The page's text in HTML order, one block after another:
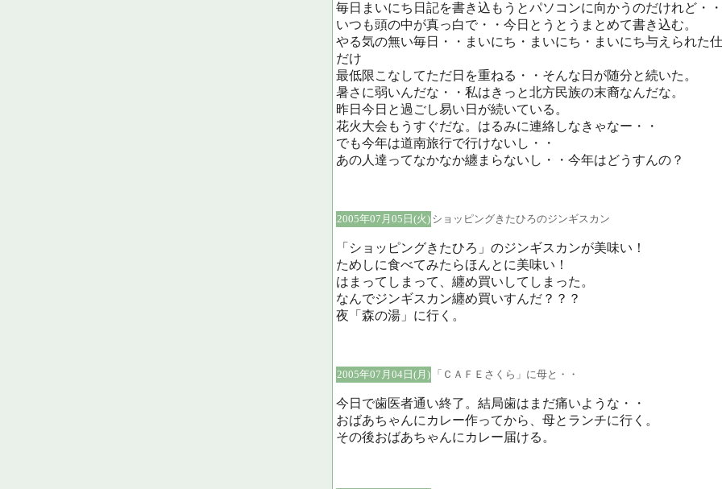
毎日まいにち日記を書き込もうとパソコンに向かうのだけれど・・
いつも頭の中が真っ白で・・今日とうとうまとめて書き込む。
やる気の無い毎日・・まいにち・まいにち・まいにち与えられた
だけ
最低限こなしてただ日を重ねる・・そんな日が随分と続いた。
暑さに弱いんだな・・私はきっと北方民族の末裔なんだな。
昨日今日と過ごし易い日が続いている。
花火大会もうすぐだな。はるみに連絡しなきゃなー・・
でも今年は道南旅行で行けないし・・
あの人達ってなかなか纏まらないし・・今年はどうすんの？
2005年07月05日(火) ショッピングきたひろのジンギスカン
「ショッピングきたひろ」のジンギスカンが美味い！
ためしに食べてみたらほんとに美味い！
はまってしまって、纏め買いしてしまった。
なんでジンギスカン纏め買いすんだ？？？
夜「森の湯」に行く。
2005年07月04日(月) 「ＣＡＦＥさくら」に母と・・
今日で歯医者通い終了。結局歯はまだ痛いような・・
おばあちゃんにカレー作ってから、母とランチに行く。
その後おばあちゃんにカレー届ける。